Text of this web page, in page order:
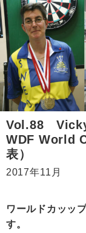
Vol.88
WDF World
表）
2017年11月
ワールドカッッ
す。